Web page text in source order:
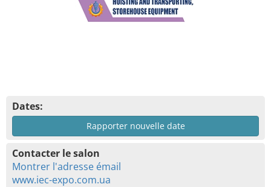
Dates:
Rapporter nouvelle date
Contacter le salon
Montrer l'adresse émail
www.iec-expo.com.ua